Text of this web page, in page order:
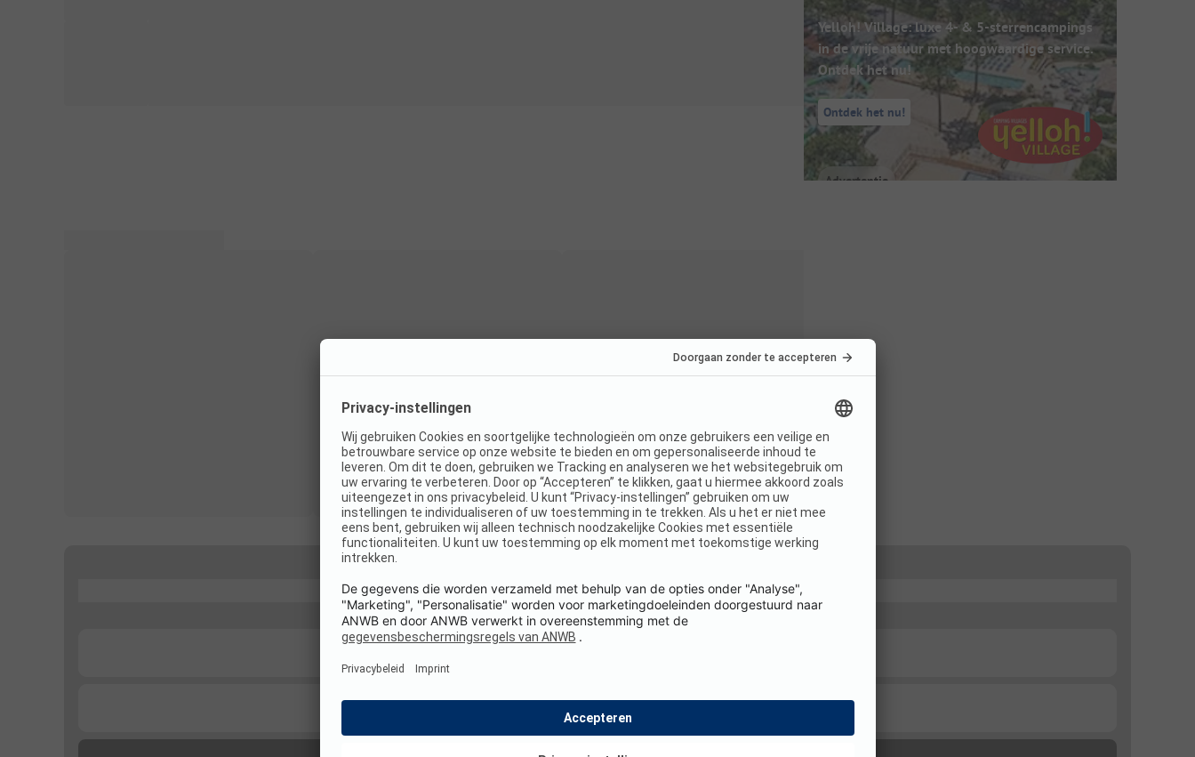
Yelloh! Village: luxe 4- & 5-sterrencampings
in de vrije natuur met hoogwaardige service.
Ontdek het nu!
Ontdek het nu!